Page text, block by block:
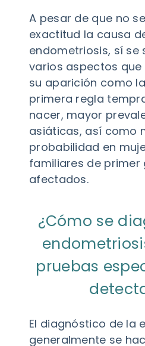
A pesar de que no
exactitud la causa
endometriosis, sí se
varios aspectos que
su aparición como
primera regla
nacer, mayor
asiáticas, así como
probabilidad en
familiares de primer
afectados.
¿Cómo se
pruebas
El diagnóstico de la
generalmente se